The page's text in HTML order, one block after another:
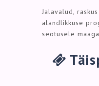
Jalavalud,
alandlikkuse
seotusele